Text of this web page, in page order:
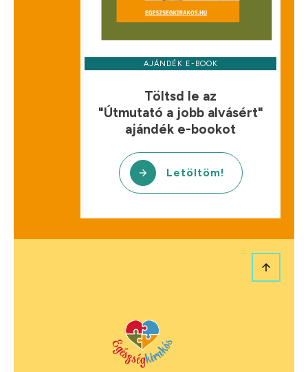
AJÁNDÉK E-BOOK
Töltsd le az
"Útmutató a jobb alvásért"
ajándék e-bookot
Letöltöm!